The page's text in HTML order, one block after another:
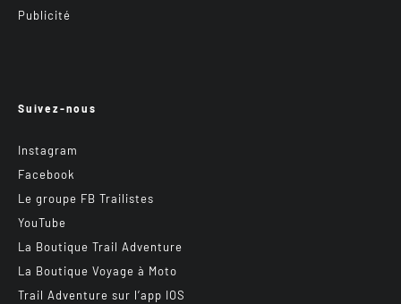
Publicité
Suivez-nous
Instagram
Facebook
Le groupe FB Trailistes
YouTube
La Boutique Trail Adventure
La Boutique Voyage à Moto
Trail Adventure sur l’app IOS